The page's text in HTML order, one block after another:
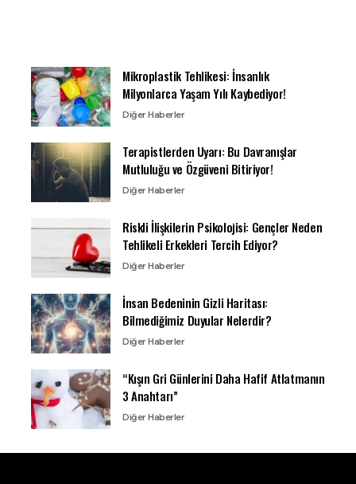
Mikroplastik Tehlikesi: İnsanlık
Milyonlarca Yaşam Yılı Kaybediyor!
Diğer Haberler
Terapistlerden Uyarı: Bu Davranışlar
Mutluluğu ve Özgüveni Bitiriyor!
Diğer Haberler
Riskli İlişkilerin Psikolojisi: Gençler Neden
Tehlikeli Erkekleri Tercih Ediyor?
Diğer Haberler
İnsan Bedeninin Gizli Haritası:
Bilmediğimiz Duyular Nelerdir?
Diğer Haberler
“Kışın Gri Günlerini Daha Hafif Atlatmanın
3 Anahtarı”
Diğer Haberler